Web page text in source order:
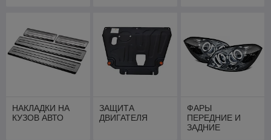
НАКЛАДКИ НА
КУЗОВ АВТО
ЗАЩИТА
ДВИГАТЕЛЯ
ФАРЫ
ПЕРЕДНИЕ И
ЗАДНИЕ